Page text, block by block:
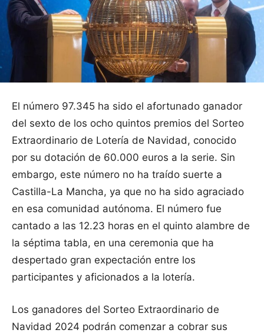
El número 97.345 ha sido el afortunado ganador
del sexto de los ocho quintos premios del Sorteo
Extraordinario de Lotería de Navidad, conocido
por su dotación de 60.000 euros a la serie. Sin
embargo, este número no ha traído suerte a
Castilla-La Mancha, ya que no ha sido agraciado
en esa comunidad autónoma. El número fue
cantado a las 12.23 horas en el quinto alambre de
la séptima tabla, en una ceremonia que ha
despertado gran expectación entre los
participantes y aficionados a la lotería.
Los ganadores del Sorteo Extraordinario de
Navidad 2024 podrán comenzar a cobrar sus